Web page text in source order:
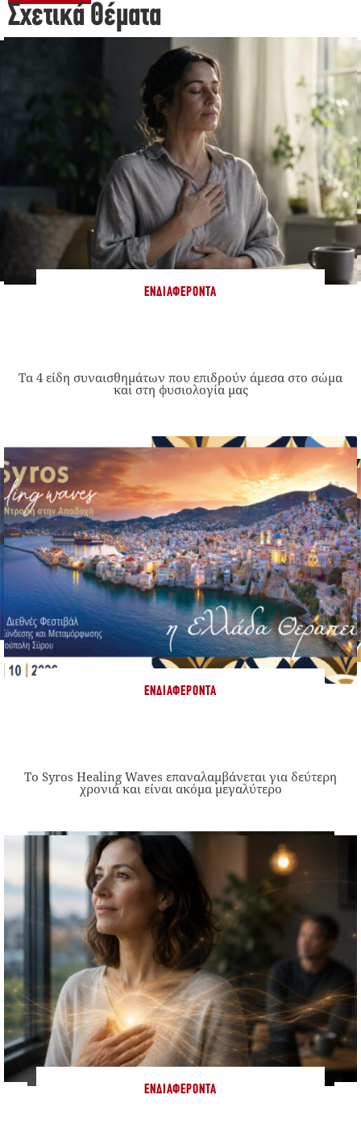
Σχετικά Θέματα
ΕΝΔΙΑΦΈΡΟΝΤΑ
Τα 4 είδη συναισθημάτων που επιδρούν άμεσα στο σώμα
και στη φυσιολογία μας
ΕΝΔΙΑΦΈΡΟΝΤΑ
Το Syros Healing Waves επαναλαμβάνεται για δεύτερη
χρονιά και είναι ακόμα μεγαλύτερο
ΕΝΔΙΑΦΈΡΟΝΤΑ